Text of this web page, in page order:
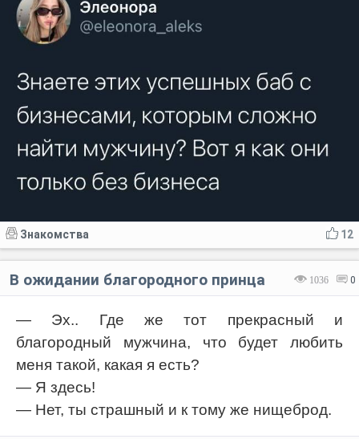
12
Знакомства
1036 0
В ожидании благородного принца
— Эх.. Где же тот прекрасный и
благородный мужчина, что будет любить
меня такой, какая я есть?
— Я здесь!
— Нет, ты страшный и к тому же нищеброд.